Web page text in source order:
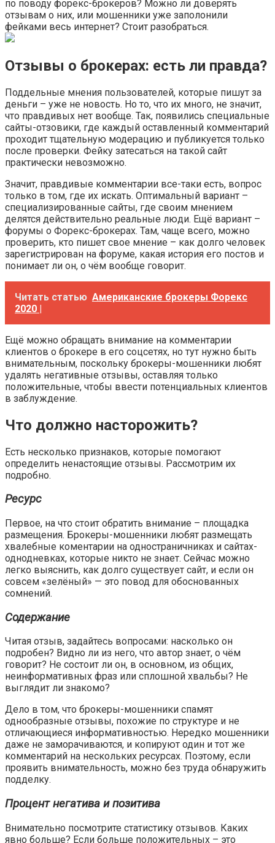
по поводу форекс-брокеров? Можно ли доверять
отзывам о них, или мошенники уже заполонили
фейками весь интернет? Стоит разобраться.
Отзывы о брокерах: есть ли правда?
Поддельные мнения пользователей, которые пишут за
деньги – уже не новость. Но то, что их много, не значит,
что правдивых нет вообще. Так, появились специальные
сайты-отзовики, где каждый оставленный комментарий
проходит тщательную модерацию и публикуется только
после проверки. Фейку затесаться на такой сайт
практически невозможно.
Значит, правдивые комментарии все-таки есть, вопрос
только в том, где их искать. Оптимальный вариант –
специализированные сайты, где своим мнением
делятся действительно реальные люди. Ещё вариант –
форумы о Форекс-брокерах. Там, чаще всего, можно
проверить, кто пишет свое мнение – как долго человек
зарегистрирован на форуме, какая история его постов и
понимает ли он, о чём вообще говорит.
Читать статью Американские брокеры Форекс
2020 |
Ещё можно обращать внимание на комментарии
клиентов о брокере в его соцсетях, но тут нужно быть
внимательным, поскольку брокеры-мошенники любят
удалять негативные отзывы, оставляя только
положительные, чтобы ввести потенциальных клиентов
в заблуждение.
Что должно насторожить?
Есть несколько признаков, которые помогают
определить ненастоящие отзывы. Рассмотрим их
подробно.
Ресурс
Первое, на что стоит обратить внимание – площадка
размещения. Брокеры-мошенники любят размещать
хвалебные коментарии на одностраничниках и сайтах-
однодневках, которые никто не знает. Сейчас можно
легко выяснить, как долго существует сайт, и если он
совсем «зелёный» — это повод для обоснованных
сомнений.
Содержание
Читая отзыв, задайтесь вопросами: насколько он
подробен? Видно ли из него, что автор знает, о чём
говорит? Не состоит ли он, в основном, из общих,
неинформативных фраз или сплошной хвальбы? Не
выглядит ли знакомо?
Дело в том, что брокеры-мошенники спамят
однообразные отзывы, похожие по структуре и не
отличающиеся информативностью. Нередко мошенники
даже не заморачиваются, и копируют один и тот же
комментарий на нескольких ресурсах. Поэтому, если
проявить внимательность, можно без труда обнаружить
подделку.
Процент негатива и позитива
Внимательно посмотрите статистику отзывов. Каких
явно больше? Если больше положительных – это